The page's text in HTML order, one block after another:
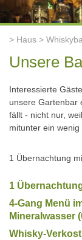
> Haus >
Unsere
Interessierte
unsere Gartenbar
fällt - nicht nur,
mitunter ein
1 Übernachtung
1
4-Gang Menü
Mineralwasser
Whisky-